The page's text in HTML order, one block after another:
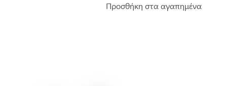
Προσθήκη στα αγαπημένα